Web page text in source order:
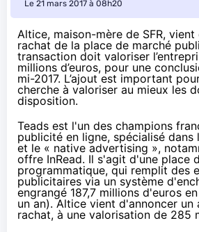
Le 21 mars 2017 à 08h20
Altice, maison-mère de SFR, vient
rachat de la place de marché
transaction doit valoriser
millions d’euros, pour une
mi-2017. L’ajout est important
cherche à valoriser au mieux les
disposition.
Teads est l'un des champions
publicité en ligne, spécialisé
et le « native advertising »,
offre InRead. Il s'agit d'une place
programmatique, qui remplit des
publicitaires via un système
engrangé 187,7 millions d'euros
un an). Altice vient d'annoncer
rachat, à une valorisation de 285